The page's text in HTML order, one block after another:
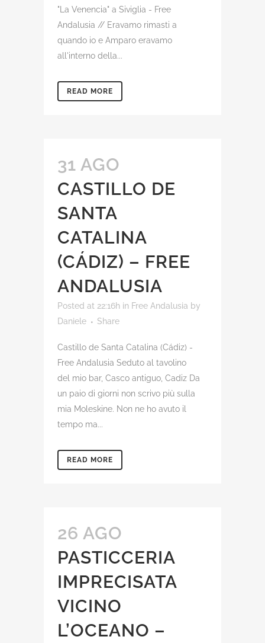
"La Venencia" a Siviglia - Free
Andalusia // Eravamo rimasti a
quando io e Amparo eravamo
all'interno della...
READ MORE
31 AGO
CASTILLO DE
SANTA
CATALINA
(CÁDIZ) – FREE
ANDALUSIA
Posted at 22:16h in Free Andalusia by
Daniele
Share
Castillo de Santa Catalina (Cádiz) -
Free Andalusia Seduto al tavolino
del mio bar, Casco antiguo, Cadiz Da
un paio di giorni non scrivo più sulla
mia Moleskine. Non ne ho avuto il
tempo ma...
READ MORE
26 AGO
PASTICCERIA
IMPRECISATA
VICINO
L’OCEANO –